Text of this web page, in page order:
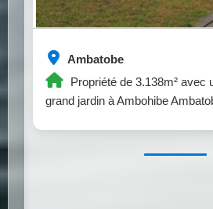
Ambatobe
Propriété de 3.138m² avec
grand jardin à Ambohibe